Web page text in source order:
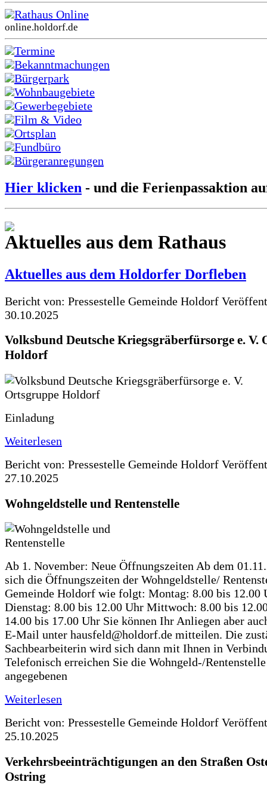
Rathaus Online
online.holdorf.de
Termine
Bekanntmachungen
Bürgerpark
Wohnbaugebiete
Gewerbegebiete
Film & Video
Ortsplan
Fundbüro
Bürgeranregungen
Hier klicken - und die Ferienpassaktion
Aktuelles aus dem Rathaus
Aktuelles aus dem Holdorfer Dorfleben
Bericht von: Pressestelle Gemeinde Holdorf
30.10.2025
Volksbund Deutsche Kriegsgräberfürsorge e. V.
Holdorf
Einladung
Weiterlesen
Bericht von: Pressestelle Gemeinde Holdorf
27.10.2025
Wohngeldstelle und Rentenstelle
Ab 1. November: Neue Öffnungszeiten Ab dem
sich die Öffnungszeiten der Wohngeldstelle/
Gemeinde Holdorf wie folgt: Montag: 8.00 bis 12.00
Dienstag: 8.00 bis 12.00 Uhr Mittwoch: 8.00 bis
14.00 bis 17.00 Uhr Sie können Ihr Anliegen aber
E-Mail unter hausfeld@holdorf.de mitteilen. Die
Sachbearbeiterin wird sich dann mit Ihnen in
Telefonisch erreichen Sie die Wohngeld-/
angegebenen
Weiterlesen
Bericht von: Pressestelle Gemeinde Holdorf
25.10.2025
Verkehrsbeeinträchtigungen an den Straßen
Ostring